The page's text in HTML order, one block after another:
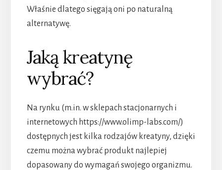
Właśnie dlatego sięgają oni po naturalną
alternatywę.
Jaką kreatynę
wybrać?
Na rynku (m.in. w sklepach stacjonarnych i
internetowych https://www.olimp-labs.com/)
dostępnych jest kilka rodzajów kreatyny, dzięki
czemu można wybrać produkt najlepiej
dopasowany do wymagań swojego organizmu.